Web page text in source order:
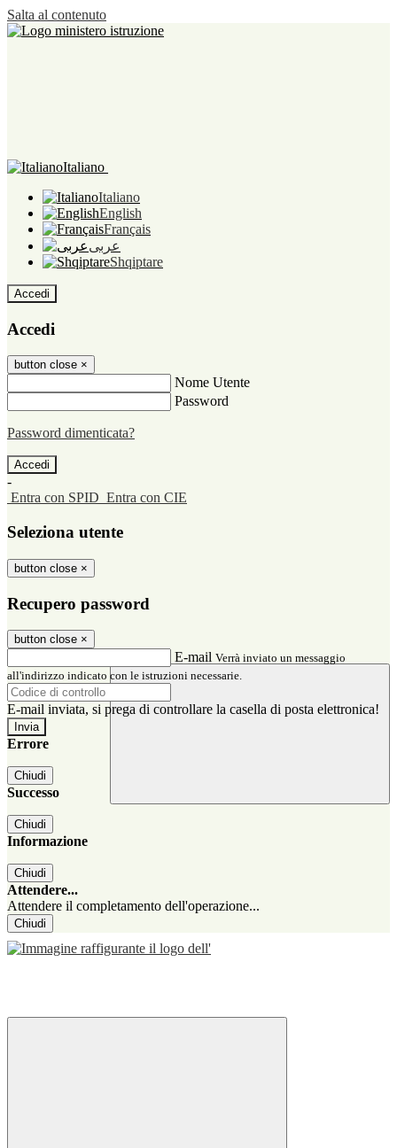
Salta al contenuto
Italiano
Italiano
English
Français
عربى
Shqiptare
Accedi
Accedi
button close ×
Nome Utente
Password
Password dimenticata?
-
Entra con SPID Entra con CIE
Seleziona utente
button close ×
Recupero password
button close ×
E-mail Verrà inviato un messaggio
all'indirizzo indicato con le istruzioni necessarie.
E-mail inviata, si prega di controllare la casella di posta elettronica!
Errore
Chiudi
Successo
Chiudi
Informazione
Chiudi
Attendere...
Attendere il completamento dell'operazione...
Chiudi